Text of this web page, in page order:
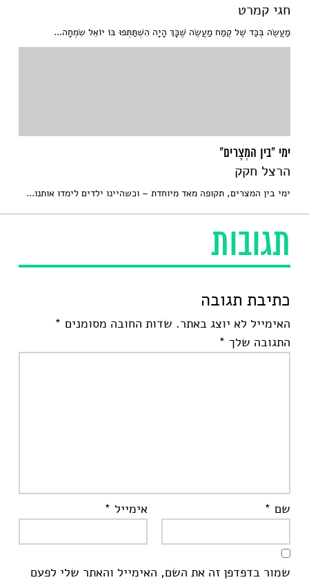
תגובות
כתיבת תגובה
האימייל לא יוצג באתר. שדות החובה מסומנים *
התגובה שלך *
שם * אימייל *
שמור בדפדפן זה את השם, האימייל והאתר שלי לפעם
חגי קמרט
מַעֲשֶׂה בְּכַּד שֶׁל קֶמַח מַעֲשֶׂה שֶׁכָּךְ הָיָה הִשְׁתַּתְּפוּ בּוֹ יוֹאֵל שִׂמְחָה...
ימי "בין המְצָרים"
הרצל חקק
ימי בין המצרים, תקופה מאד מיוחדת – וכשהיינו ילדים לימדו אותנו...